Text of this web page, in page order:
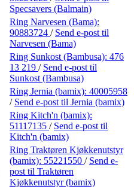
Specsavers (Balmain)
Ring Narvesen (Bama):
90883724 / Send e-post til
Narvesen (Bama)
Ring Sunkost (Bambusa): 476
13 219 / Send e-post til
Sunkost (Bambusa)
Ring Jernia (bamix): 40005958
/ Send e-post til Jernia (bamix)
Ring Kitch'n (bamix):
51117135 / Send e-post til
Kitch'n (bamix)
Ring Traktøren Kjøkkenutstyr
(bamix): 55221550 / Send e-
post til Traktøren
Kjøkkenutstyr (bamix)